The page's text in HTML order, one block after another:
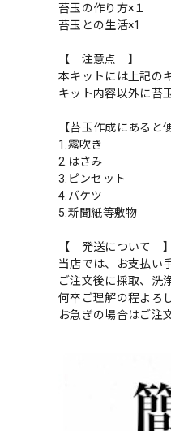
苔玉の作り方×１
苔玉との生活×1
【 注意点 】
本キットには上記の
キット内容以外に苔
【苔玉作成にあると
1.霧吹き
2.はさみ
3.ピンセット
4.バケツ
5.新聞紙等敷物
【 発送について 】
当店では、お支払い
ご注文後に採取、洗
何卒ご理解の程よろ
お急ぎの場合はご注